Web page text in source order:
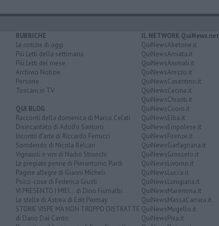
RUBRICHE
Le notizie di oggi
Più Letti della settimana
Più Letti del mese
Archivio Notizie
Persone
Toscani in TV
QUI BLOG
Racconti della domenica di Marco Celati
Disincantato di Adolfo Santoro
Incontri d'arte di Riccardo Ferrucci
Sorridendo di Nicola Belcari
Vignaioli e vini di Nadio Stronchi
Le pregiate penne di Pierantonio Pardi
Pagine allegre di Gianni Micheli
Psico-cose di Federica Giusti
VI PRESENTO I MIEI... di Dino Fiumalbi
Le stelle di Astrea di Edit Permay
STORIE VISPE MA NON TROPPO DISTRATTE
di Dario Dal Canto
IL NETWORK QuiNews.net
QuiNewsAbetone.it
QuiNewsAmiata.it
QuiNewsAnimali.it
QuiNewsArezzo.it
QuiNewsCasentino.it
QuiNewsCecina.it
QuiNewsChianti.it
QuiNewsCuoio.it
QuiNewsElba.it
QuiNewsEmpolese.it
QuiNewsFirenze.it
QuiNewsGarfagnana.it
QuiNewsGrosseto.it
QuiNewsLivorno.it
QuiNewsLucca.it
QuiNewsLunigiana.it
QuiNewsMaremma.it
QuiNewsMassaCarrara.it
QuiNewsMugello.it
QuiNewsPisa.it